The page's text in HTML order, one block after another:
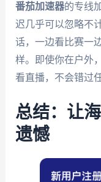
番茄加速器的专线
迟几乎可以忽略不
话，一边看比赛一
样。即使你在户外
看直播，不会错过
总结：让
遗憾